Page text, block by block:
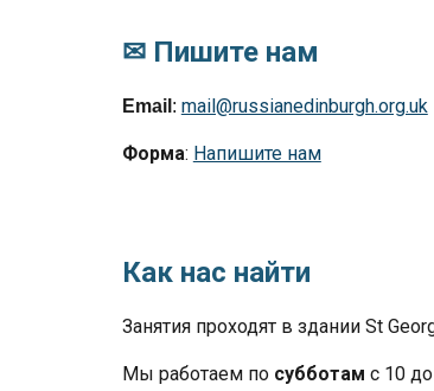
✉ Пишите нам
Email : mail@russianedinburgh.org.uk
Форма: Напишите нам
Как нас найти
Занятия проходят в здании St
Мы работаем по субботам с 10